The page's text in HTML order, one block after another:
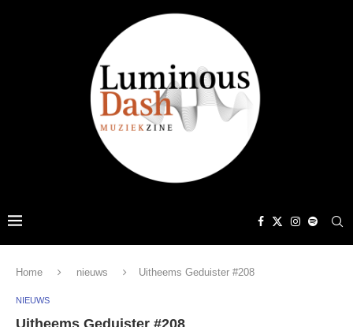
Home nieuws Uitheems Geduister #208
NIEUWS